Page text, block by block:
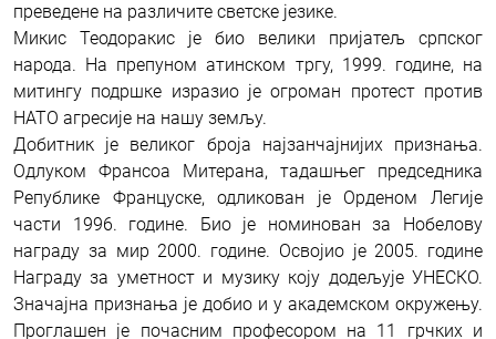
преведене на различите светске језике.
Микис Теодоракис је био велики пријатељ српског
народа. На препуном атинском тргу, 1999. године, на
митингу подршке изразио је огроман протест против
НАТО агресије на нашу земљу.
Добитник је великог броја најзанчајнијих признања.
Одлуком Франсоа Митерана, тадашњег председника
Републике Француске, одликован је Орденом Легије
части 1996. године. Био је номинован за Нобелову
награду за мир 2000. године. Освојио је 2005. године
Награду за уметност и музику коју додељује УНЕСКО.
Значајна признања је добио и у академском окружењу.
Проглашен је почасним професором на 11 грчких и